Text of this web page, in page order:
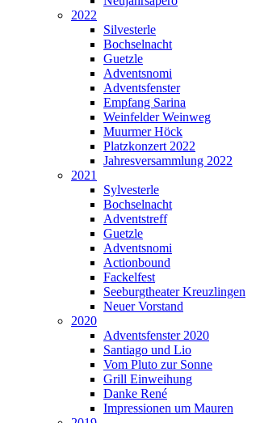
2022
Silvesterle
Bochselnacht
Guetzle
Adventsnomi
Adventsfenster
Empfang Sarina
Weinfelder Weinweg
Muurmer Höck
Platzkonzert 2022
Jahresversammlung 2022
2021
Sylvesterle
Bochselnacht
Adventstreff
Guetzle
Adventsnomi
Actionbound
Fackelfest
Seeburgtheater Kreuzlingen
Neuer Vorstand
2020
Adventsfenster 2020
Santiago und Lio
Vom Pluto zur Sonne
Grill Einweihung
Danke René
Impressionen um Mauren